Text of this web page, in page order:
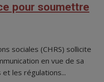
pour soumettre
sociales (CHRS) sollicite
en vue de sa
les régulations...